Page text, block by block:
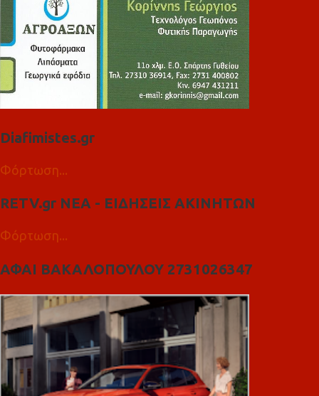
Diafimistes.gr
Φόρτωση...
RETV.gr ΝΕΑ - ΕΙΔΗΣΕΙΣ ΑΚΙΝΗΤΩΝ
Φόρτωση...
ΑΦΑΙ ΒΑΚΑΛΟΠΟΥΛΟΥ 2731026347